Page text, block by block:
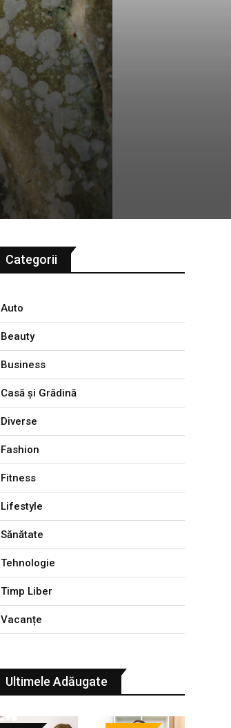
Categorii
Auto
Beauty
Business
Casă și Grădină
Diverse
Fashion
Fitness
Lifestyle
Sănătate
Tehnologie
Timp Liber
Vacanțe
Ultimele Adăugate